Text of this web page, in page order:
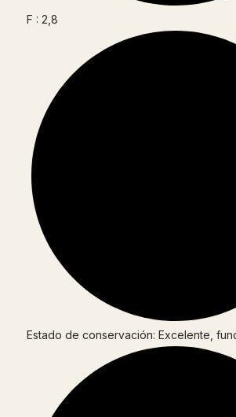
F : 2,8
Estado de conservación: Excelente,